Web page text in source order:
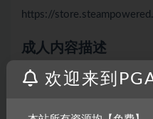
https://
成人内容描述
开发者对内容描述如下：
Realistic Violence (blood
欢迎来到